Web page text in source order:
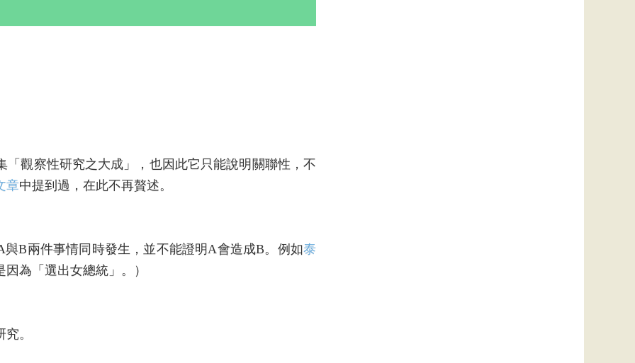
觀察性研究之大成」，也因此它只能說明關聯性，不
章中提到過，在此不再贅述。
B兩件事情同時發生，並不能證明A會造成B。例如泰
為「選出女總統」。）
。